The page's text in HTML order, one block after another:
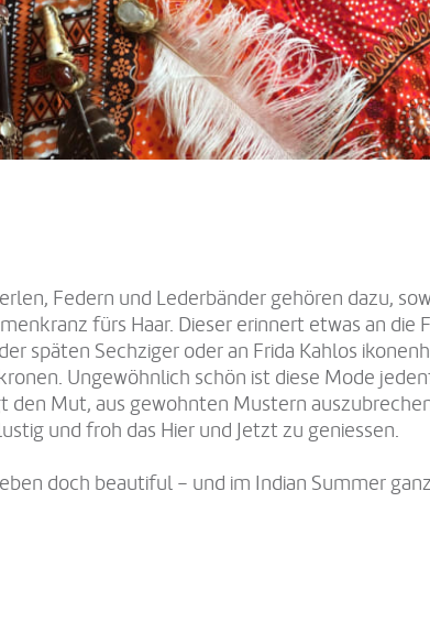
Federn und Lederbänder gehören dazu,
fürs Haar. Dieser erinnert etwas an die
späten Sechziger oder an Frida Kahlos
Ungewöhnlich schön ist diese Mode
den Mut, aus gewohnten Mustern
und froh das Hier und Jetzt zu geniessen.
doch beautiful – und im Indian Summer